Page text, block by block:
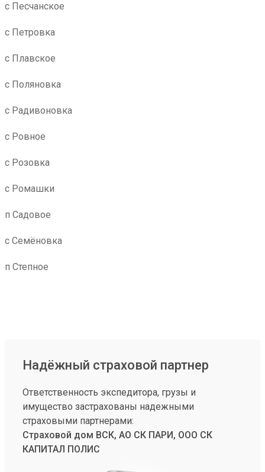
с Песчанское
с Петровка
с Плавское
с Поляновка
с Радивоновка
с Ровное
с Розовка
с Ромашки
п Садовое
с Семёновка
п Степное
Надёжный страховой партнер
Ответственность экспедитора, грузы и
имущество застрахованы надежными
страховыми партнерами:
Страховой дом ВСК, АО СК ПАРИ, ООО СК
КАПИТАЛ ПОЛИС